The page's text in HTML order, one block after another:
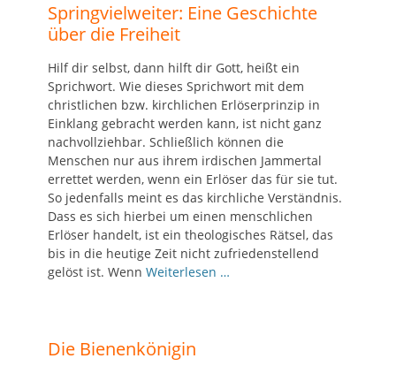
Springvielweiter: Eine Geschichte
über die Freiheit
Hilf dir selbst, dann hilft dir Gott, heißt ein
Sprichwort. Wie dieses Sprichwort mit dem
christlichen bzw. kirchlichen Erlöserprinzip in
Einklang gebracht werden kann, ist nicht ganz
nachvollziehbar. Schließlich können die
Menschen nur aus ihrem irdischen Jammertal
errettet werden, wenn ein Erlöser das für sie tut.
So jedenfalls meint es das kirchliche Verständnis.
Dass es sich hierbei um einen menschlichen
Erlöser handelt, ist ein theologisches Rätsel, das
bis in die heutige Zeit nicht zufriedenstellend
gelöst ist. Wenn Weiterlesen …
Die Bienenkönigin